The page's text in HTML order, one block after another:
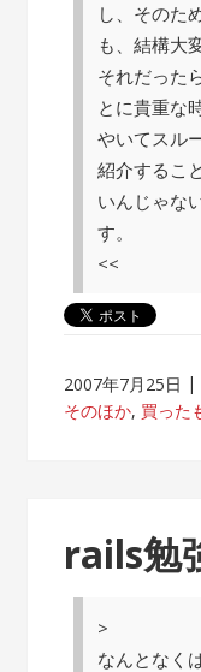
し、そのた
も、結構大
それだった
とに貴重な
やいてスル
紹介するこ
いんじゃな
す。
<<
2007年7月25日
そのほか, 買った
rails勉
>
なんとなく